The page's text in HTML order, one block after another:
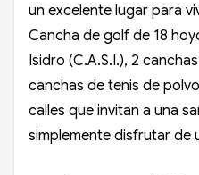
un excelente lugar para
Cancha de golf de 18
Isidro (C.A.S.I.), 2
canchas de tenis de
calles que invitan a una
simplemente disfrutar de